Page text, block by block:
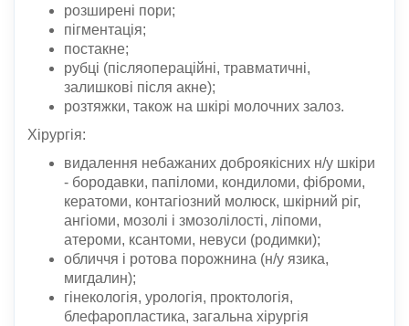
розширені пори;
пігментація;
постакне;
рубці (післяопераційні, травматичні,
залишкові після акне);
розтяжки, також на шкірі молочних залоз.
Хірургія:
видалення небажаних доброякісних н/у шкіри
- бородавки, папіломи, кондиломи, фіброми,
кератоми, контагіозний молюск, шкірний ріг,
ангіоми, мозолі і змозолілості, ліпоми,
атероми, ксантоми, невуси (родимки);
обличчя і ротова порожнина (н/у язика,
мигдалин);
гінекологія, урологія, проктологія,
блефаропластика, загальна хірургія